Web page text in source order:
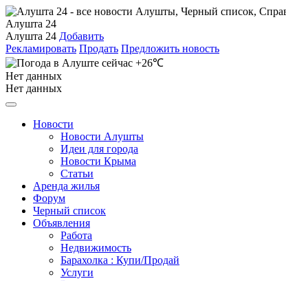
Алушта 24
Алушта 24 Добавить
Рекламировать Продать Предложить новость
+26℃
Нет данных
Нет данных
Новости
Новости Алушты
Идеи для города
Новости Крыма
Статьи
Аренда жилья
Форум
Черный список
Объявления
Работа
Недвижимость
Барахолка : Купи/Продай
Услуги